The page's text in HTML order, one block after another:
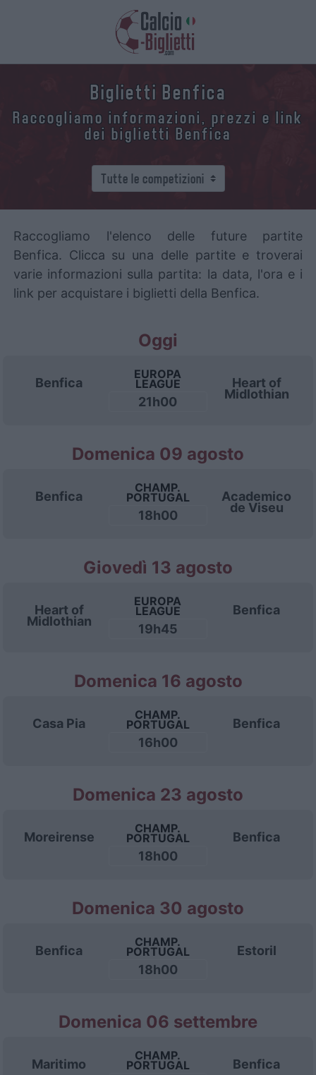
Biglietti Benfica
Raccogliamo informazioni, prezzi e link
dei biglietti Benfica
Raccogliamo l'elenco delle future partite
Benfica. Clicca su una delle partite e troverai
varie informazioni sulla partita: la data, l'ora e i
link per acquistare i biglietti della Benfica.
Oggi
Benfica
EUROPA
LEAGUE
21h00
Heart of
Midlothian
Domenica 09 agosto
Benfica
CHAMP.
PORTUGAL
18h00
Academico
de Viseu
Giovedì 13 agosto
Heart of
Midlothian
EUROPA
LEAGUE
19h45
Benfica
Domenica 16 agosto
Casa Pia
CHAMP.
PORTUGAL
16h00
Benfica
Domenica 23 agosto
Moreirense
CHAMP.
PORTUGAL
18h00
Benfica
Domenica 30 agosto
Benfica
CHAMP.
PORTUGAL
18h00
Estoril
Domenica 06 settembre
Maritimo
CHAMP.
PORTUGAL Benfica